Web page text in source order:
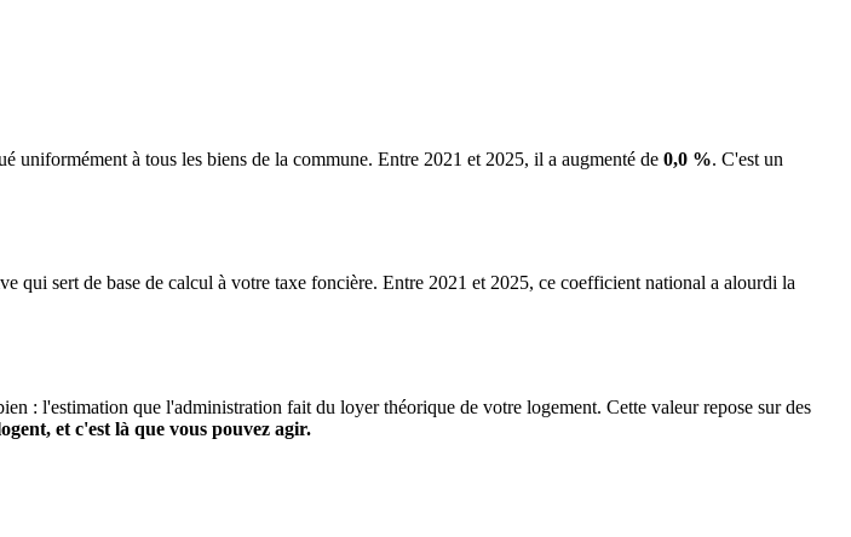
uniformément à tous les biens de la commune. Entre 2021 et 2025, il a augmenté de 0,0 %. C'est un
qui sert de base de calcul à votre taxe foncière. Entre 2021 et 2025, ce coefficient national a alourdi la
: l'estimation que l'administration fait du loyer théorique de votre logement. Cette valeur repose sur des
et c'est là que vous pouvez agir.